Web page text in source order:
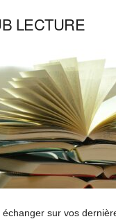
LECTURE
échanger sur vos